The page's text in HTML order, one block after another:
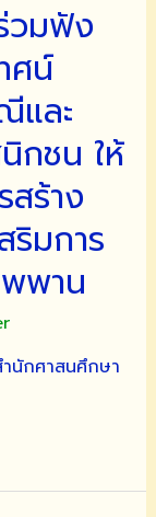
วมฟัง
ศน์
และ
กชน ให้
ร้าง
ริมการ
พาน
นักศาสนศึกษา